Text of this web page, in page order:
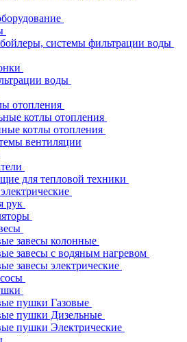
системы фильтрации воды
воды
отопления
котлы отопления
котлы отопления
вентиляции
для тепловой техники
рук
завесы колонные
завесы с водяным нагревом
завесы электрические
пушки Газовые
пушки Дизельные
пушки Электрические